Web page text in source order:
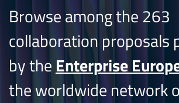
Browse among the 263
collaboration proposals
by the Enterprise
the worldwide network